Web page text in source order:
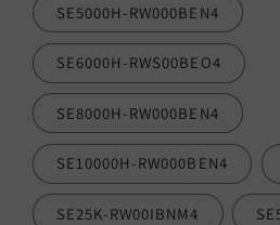
SE5000H-RW000BEN4
SE6000H-RWS00BEO4
SE8000H-RW000BEN4
SE10000H-RW000BEN4
SE25K-RW00IBNM4